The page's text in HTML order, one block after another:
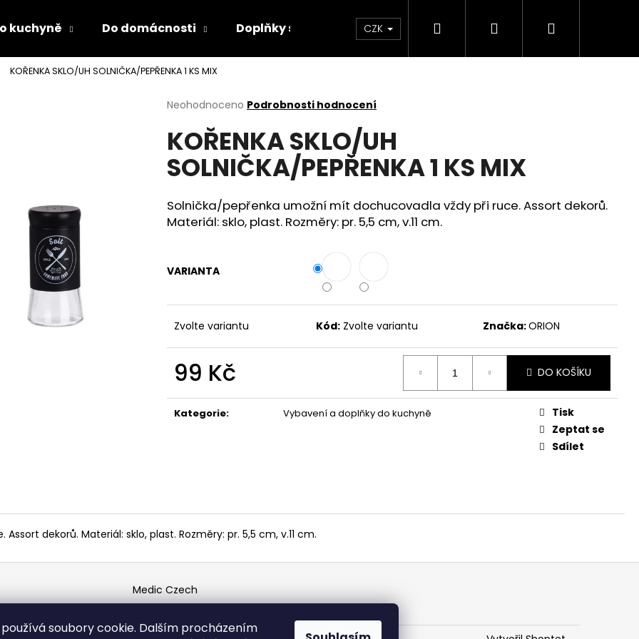
soubory cookie. Dalším procházením
kuchyně Do domácnosti Doplňky s LED světlem Zdraví Výprodej skladových
CZK Hledat PřihlášeníNákupní
KOŘENKA SKLO/UH SOLNIČKA/PEPŘENKA 1 KS MIX
Průměrné
produktu
je
0,0
z
hvězdiček.
Neohodnoceno Podrobnosti hodnocení
KOŘENKA SKLO/UH
SOLNIČKA/PEPŘENKA 1 KS MIX
Solnička/pepřenka umožní mít dochucovadla vždy při ruce. Assort dekorů.
Materiál: sklo, plast. Rozměry: pr. 5,5 cm, v.11 cm.
VARIANTA
Zvolte variantu Kód: Zvolte variantu Značka:ORION
99 Kč
cena:
DO KOŠÍKU
Kategorie: Vybavení a doplňky do kuchyně
Tisk
Zeptat se
Sdílet
dekorů. Materiál: sklo, plast. Rozměry: pr. 5,5 cm, v.11 cm.
Co potřebujete najít?
HLEDAT
DĚTSKÁ LÁHEV NA PITÍ KIDS FUN
119 Kč
PÁNEVNÍ PROLOŽKY SADA 3 KUSY
67 Kč
Medic Czech